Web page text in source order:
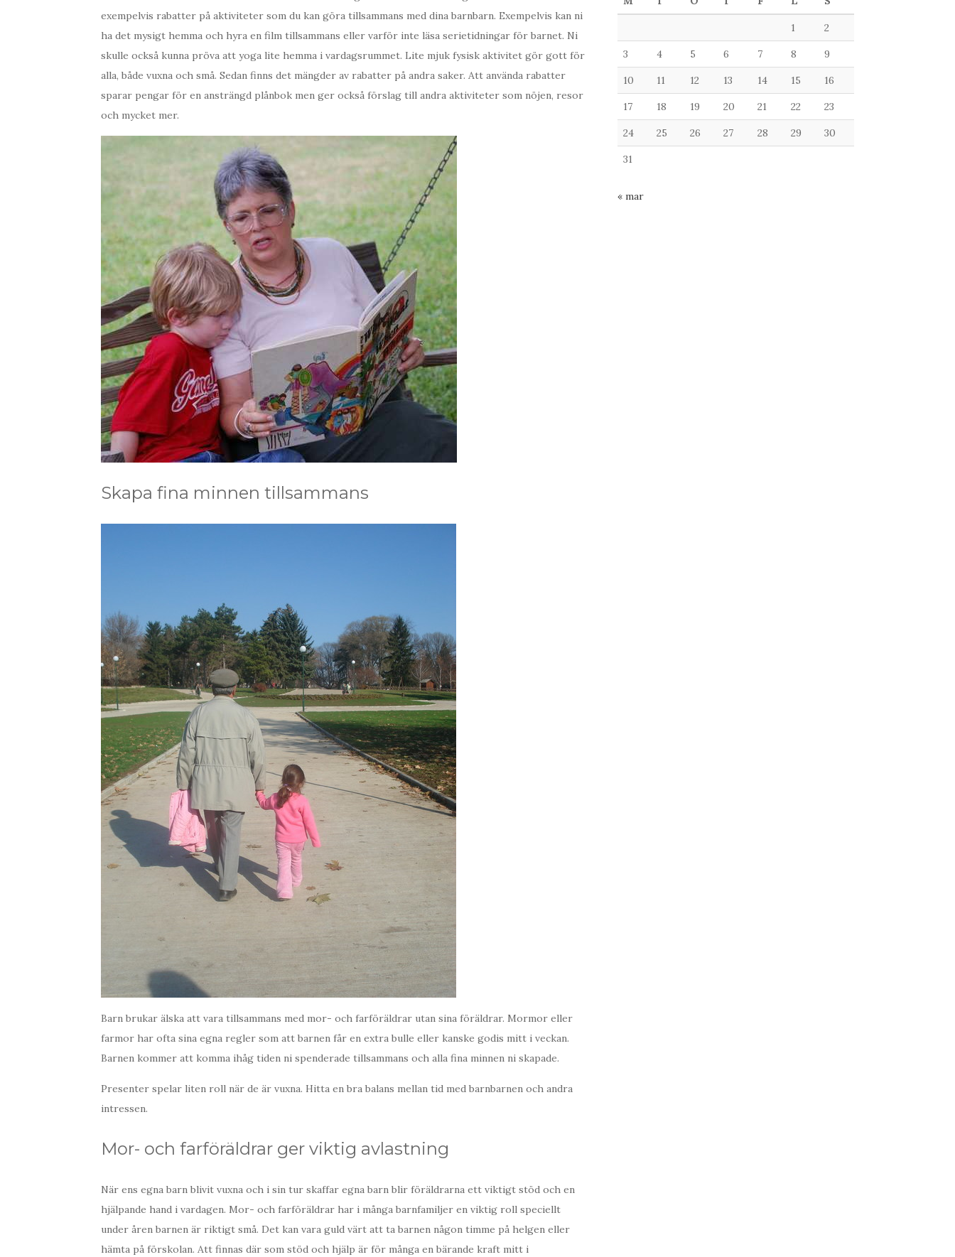
exempelvis rabatter på aktiviteter som du kan göra tillsammans med dina barnbarn. Exempelvis kan ni
ha det mysigt hemma och hyra en film tillsammans eller varför inte läsa serietidningar för barnet. Ni
skulle också kunna pröva att yoga lite hemma i vardagsrummet. Lite mjuk fysisk aktivitet gör gott för
alla, både vuxna och små. Sedan finns det mängder av rabatter på andra saker. Att använda rabatter
sparar pengar för en ansträngd plånbok men ger också förslag till andra aktiviteter som nöjen, resor
och mycket mer.
Skapa fina minnen tillsammans
Barn brukar älska att vara tillsammans med mor- och farföräldrar utan sina föräldrar. Mormor eller
farmor har ofta sina egna regler som att barnen får en extra bulle eller kanske godis mitt i veckan.
Barnen kommer att komma ihåg tiden ni spenderade tillsammans och alla fina minnen ni skapade.
Presenter spelar liten roll när de är vuxna. Hitta en bra balans mellan tid med barnbarnen och andra
intressen.
Mor- och farföräldrar ger viktig avlastning
När ens egna barn blivit vuxna och i sin tur skaffar egna barn blir föräldrarna ett viktigt stöd och en
hjälpande hand i vardagen. Mor- och farföräldrar har i många barnfamiljer en viktig roll speciellt
under åren barnen är riktigt små. Det kan vara guld värt att ta barnen någon timme på helgen eller
hämta på förskolan. Att finnas där som stöd och hjälp är för många en bärande kraft mitt i
1 2
3 4 5 6 7 8 9
10 11 12 13 14 15 16
17 18 19 20 21 22 23
24 25 26 27 28 29 30
31
« mar